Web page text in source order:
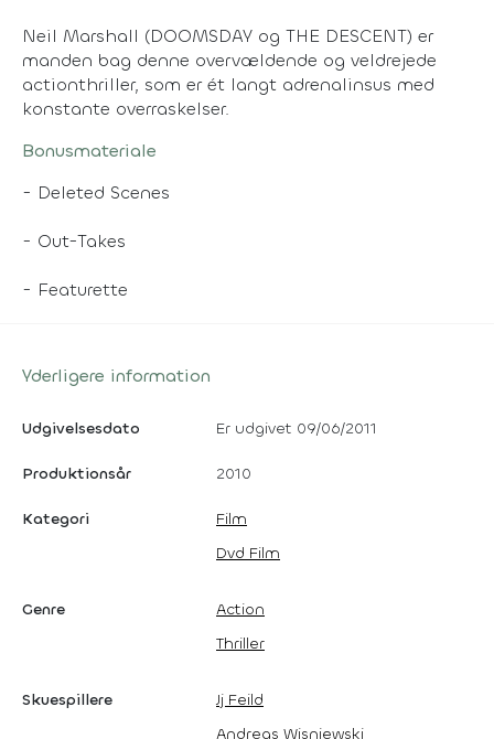
Neil Marshall (DOOMSDAY og THE DESCENT) er
manden bag denne overvældende og veldrejede
actionthriller, som er ét langt adrenalinsus med
konstante overraskelser.
Bonusmateriale
- Deleted Scenes
- Out-Takes
- Featurette
Yderligere information
Udgivelsesdato Er udgivet 09/06/2011
Produktionsår 2010
Kategori
Film
Dvd Film
Genre
Action
Thriller
Skuespillere
Jj Feild
Andreas Wisniewski